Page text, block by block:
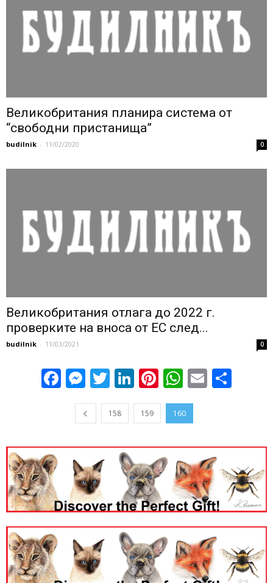
Великобритания планира система от
“свободни пристанища”
budilnik - 11/02/2020 0
Великобритания отлага до 2022 г.
проверките на вноса от ЕС след...
budilnik - 11/03/2021 0
Facebook
Messenger
Twitter
LinkedIn
Pinterest
WhatsApp
Email
158 159 160